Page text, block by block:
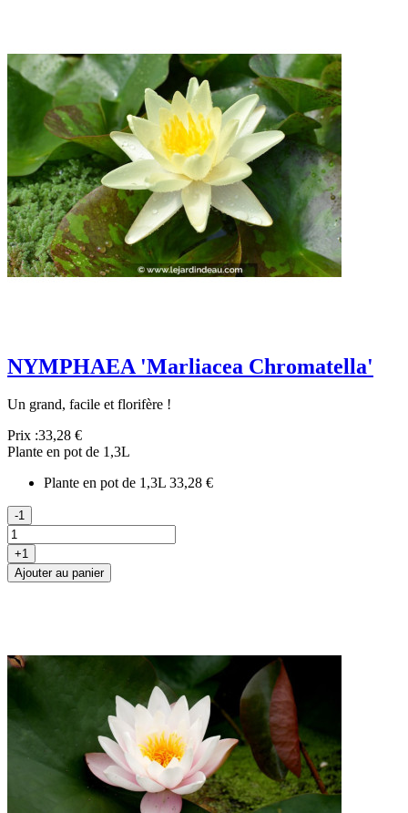
NYMPHAEA 'Marliacea Chromatella'
Un grand, facile et florifère !
Prix :33,28 €
Plante en pot de 1,3L
Plante en pot de 1,3L 33,28 €
-1
+1
Ajouter au panier